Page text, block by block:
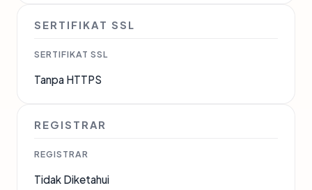
SERTIFIKAT SSL
SERTIFIKAT SSL
Tanpa HTTPS
REGISTRAR
REGISTRAR
Tidak Diketahui